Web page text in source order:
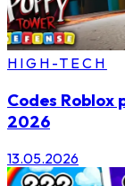
HIGH-TECH
Codes Roblox
2026
13.05.2026